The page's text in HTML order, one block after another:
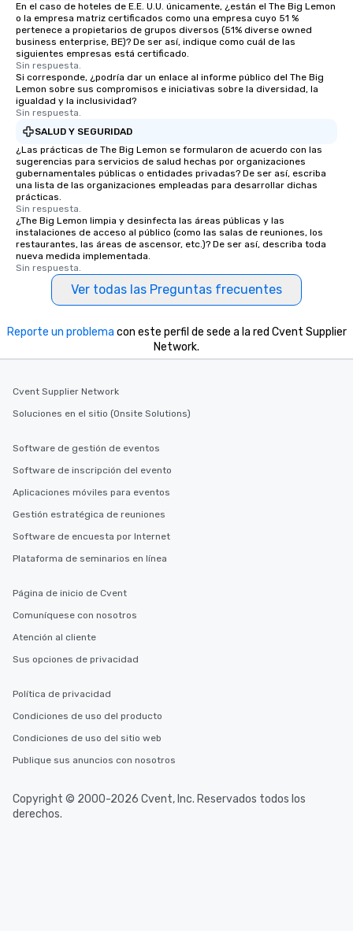
En el caso de hoteles de E.E. U.U. únicamente, ¿están el The Big Lemon
o la empresa matriz certificados como una empresa cuyo 51 %
pertenece a propietarios de grupos diversos (51% diverse owned
business enterprise, BE)? De ser así, indique como cuál de las
siguientes empresas está certificado.
Sin respuesta.
Si corresponde, ¿podría dar un enlace al informe público del The Big
Lemon sobre sus compromisos e iniciativas sobre la diversidad, la
igualdad y la inclusividad?
Sin respuesta.
SALUD Y SEGURIDAD
¿Las prácticas de The Big Lemon se formularon de acuerdo con las
sugerencias para servicios de salud hechas por organizaciones
gubernamentales públicas o entidades privadas? De ser así, escriba
una lista de las organizaciones empleadas para desarrollar dichas
prácticas.
Sin respuesta.
¿The Big Lemon limpia y desinfecta las áreas públicas y las
instalaciones de acceso al público (como las salas de reuniones, los
restaurantes, las áreas de ascensor, etc.)? De ser así, describa toda
nueva medida implementada.
Sin respuesta.
Ver todas las Preguntas frecuentes
Reporte un problema con este perfil de sede a la red Cvent Supplier
Network.
Cvent Supplier Network
Soluciones en el sitio (Onsite Solutions)
Software de gestión de eventos
Software de inscripción del evento
Aplicaciones móviles para eventos
Gestión estratégica de reuniones
Software de encuesta por Internet
Plataforma de seminarios en línea
Página de inicio de Cvent
Comuníquese con nosotros
Atención al cliente
Sus opciones de privacidad
Política de privacidad
Condiciones de uso del producto
Condiciones de uso del sitio web
Publique sus anuncios con nosotros
Copyright © 2000-2026 Cvent, Inc. Reservados todos los
derechos.